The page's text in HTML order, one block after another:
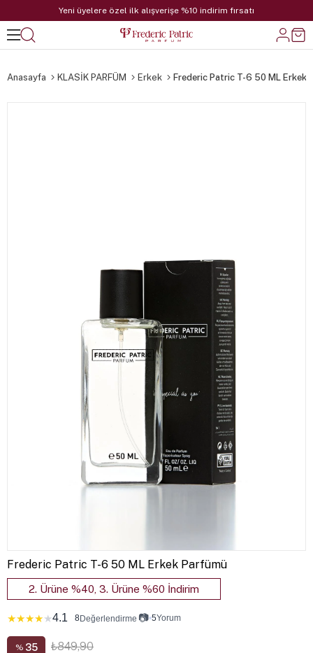
Yeni üyelere özel ilk alışverişe %10 indirim fırsatı
Anasayfa KLASİK PARFÜM Erkek Frederic Patric T-6 50 ML Erkek
Frederic Patric T-6 50 ML Erkek Parfümü
2. Ürüne %40, 3. Ürüne %60 İndirim
★★★★★4.1 8Değerlendirme 📷•5Yorum
% 35 ₺849,90